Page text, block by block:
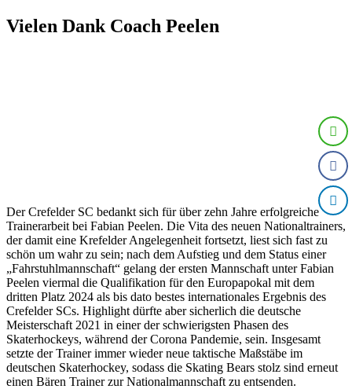
Vielen Dank Coach Peelen
Der Crefelder SC bedankt sich für über zehn Jahre erfolgreiche
Trainerarbeit bei Fabian Peelen. Die Vita des neuen Nationaltrainers,
der damit eine Krefelder Angelegenheit fortsetzt, liest sich fast zu
schön um wahr zu sein; nach dem Aufstieg und dem Status einer
„Fahrstuhlmannschaft“ gelang der ersten Mannschaft unter Fabian
Peelen viermal die Qualifikation für den Europapokal mit dem
dritten Platz 2024 als bis dato bestes internationales Ergebnis des
Crefelder SCs. Highlight dürfte aber sicherlich die deutsche
Meisterschaft 2021 in einer der schwierigsten Phasen des
Skaterhockeys, während der Corona Pandemie, sein. Insgesamt
setzte der Trainer immer wieder neue taktische Maßstäbe im
deutschen Skaterhockey, sodass die Skating Bears stolz sind erneut
einen Bären Trainer zur Nationalmannschaft zu entsenden.